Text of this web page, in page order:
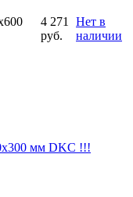
4 271
руб.
Нет в
наличии
мм DKC !!!